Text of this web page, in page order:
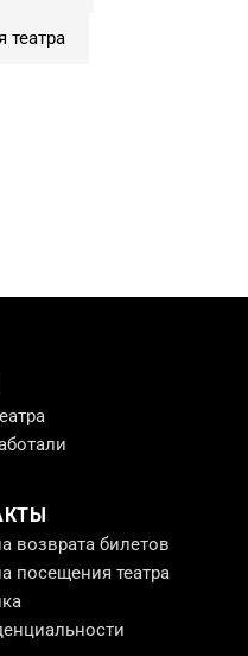
театра
возврата билетов
посещения театра